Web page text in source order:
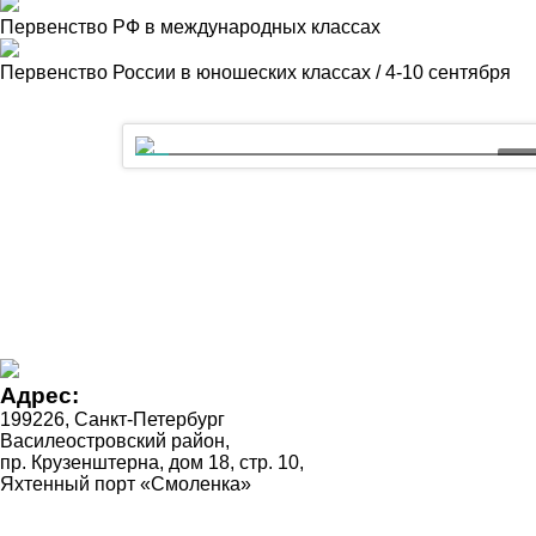
Первенство РФ в международных классах
Первенство России в юношеских классах / 4-10 сентября
5 лет назад был заложен линейный корабль
Адрес:
199226, Санкт-Петербург
Василеостровский район,
пр. Крузенштерна, дом 18, стр. 10,
Яхтенный порт «Смоленка»